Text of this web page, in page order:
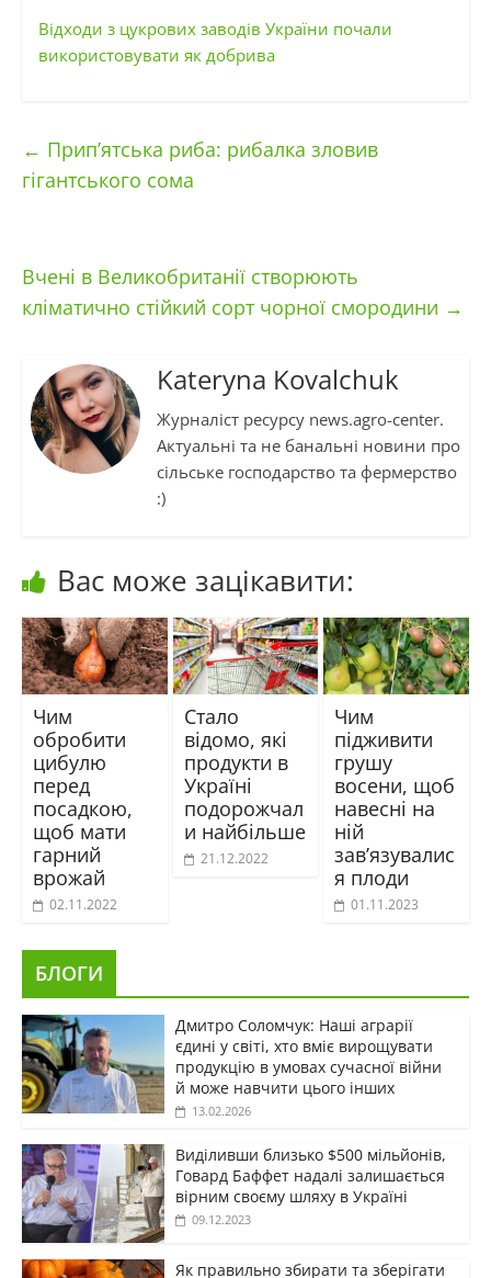
Відходи з цукрових заводів України почали
використовувати як добрива
← Прип’ятська риба: рибалка зловив
гігантського сома
Вчені в Великобританії створюють
кліматично стійкий сорт чорної смородини →
Kateryna Kovalchuk
Журналіст ресурсу news.agro-center.
Актуальні та не банальні новини про
сільське господарство та фермерство
:)
Вас може зацікавити:
Чим
обробити
цибулю
перед
посадкою,
щоб мати
гарний
врожай
02.11.2022
Стало
відомо, які
продукти в
Україні
подорожчал
и найбільше
21.12.2022
Чим
підживити
грушу
восени, щоб
навесні на
ній
зав’язувалис
я плоди
01.11.2023
БЛОГИ
Дмитро Соломчук: Наші аграрії
єдині у світі, хто вміє вирощувати
продукцію в умовах сучасної війни
й може навчити цього інших
13.02.2026
Виділивши близько $500 мільйонів,
Говард Баффет надалі залишається
вірним своєму шляху в Україні
09.12.2023
Як правильно збирати та зберігати